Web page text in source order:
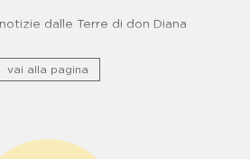
dalle Terre di don Diana
vai alla pagina